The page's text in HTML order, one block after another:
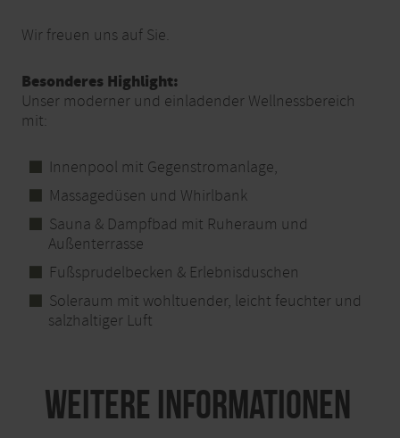
Wir freuen uns auf Sie.
Besonderes Highlight:
Unser moderner und einladender Wellnessbereich
mit:
Innenpool mit Gegenstromanlage,
Massagedüsen und Whirlbank
Sauna & Dampfbad mit Ruheraum und
Außenterrasse
Fußsprudelbecken & Erlebnisduschen
Soleraum mit wohltuender, leicht feuchter und
salzhaltiger Luft
Weitere Informationen